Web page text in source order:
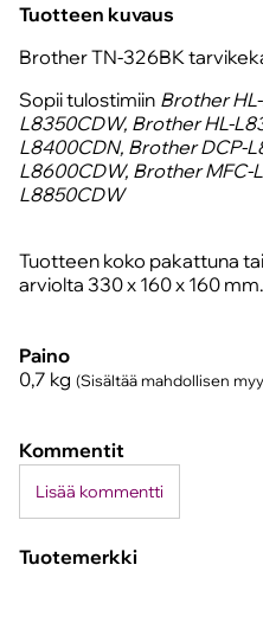
Tuotteen kuvaus
Brother TN-326BK
Sopii tulostimiin Brother
L8350CDW, Brother HL-
L8400CDN, Brother DCP-
L8600CDW, Brother MFC-
L8850CDW
Tuotteen koko pakattuna
arviolta 330 x 160 x 160 mm.
Paino
0,7 kg (Sisältää mahdollisen
Kommentit
Lisää kommentti
Tuotemerkki